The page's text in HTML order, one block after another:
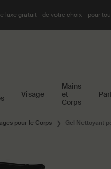
luxe gratuit - de votre choix - pour
Visage
Mains
et
Corps
pour le Corps Gel Nettoyant